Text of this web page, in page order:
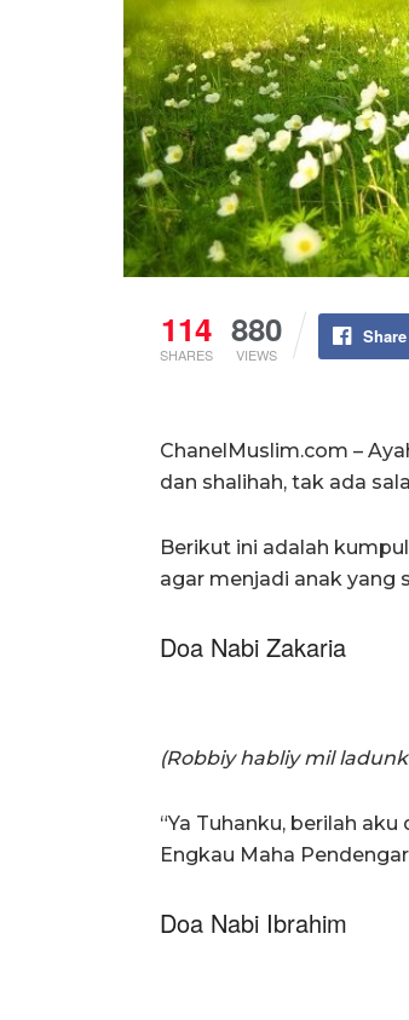
114
SHARES
880
VIEWS
ChanelMuslim.com –
dan shalihah, tak ada
Berikut ini adalah
agar menjadi anak yang
Doa Nabi Zakaria
(Robbiy habliy mil
“Ya Tuhanku, berilah
Engkau Maha
Doa Nabi Ibrahim